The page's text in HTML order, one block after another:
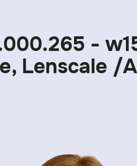
-
Lenscale /